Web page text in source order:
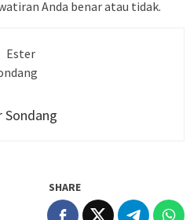
Anda benar atau tidak.
Sondang
SHARE